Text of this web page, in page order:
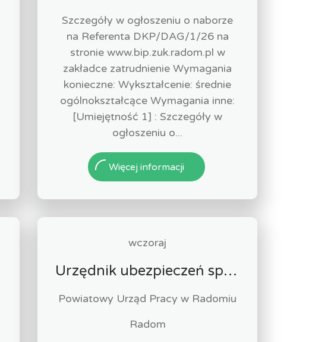
Szczegóły w ogłoszeniu o naborze
na Referenta DKP/DAG/1/26 na
stronie www.bip.zuk.radom.pl w
zakładce zatrudnienie Wymagania
konieczne: Wykształcenie: średnie
ogólnokształcące Wymagania inne:
[Umiejętność 1] : Szczegóły w
ogłoszeniu o...
Więcej informacji
wczoraj
Urzędnik ubezpieczeń społecznych-stażysta (k/m)
Powiatowy Urząd Pracy w Radomiu
Radom